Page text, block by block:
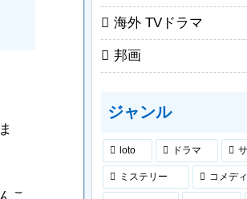
こ
海外 TVドラマ
邦画
ジャンル
loto ドラマ
ミステリー コメデ